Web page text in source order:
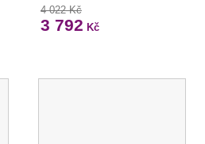
4 022 Kč
3 792 Kč